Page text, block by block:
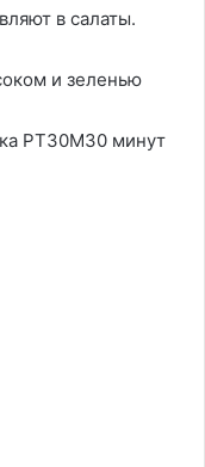
в салаты.
PT30M30 минут